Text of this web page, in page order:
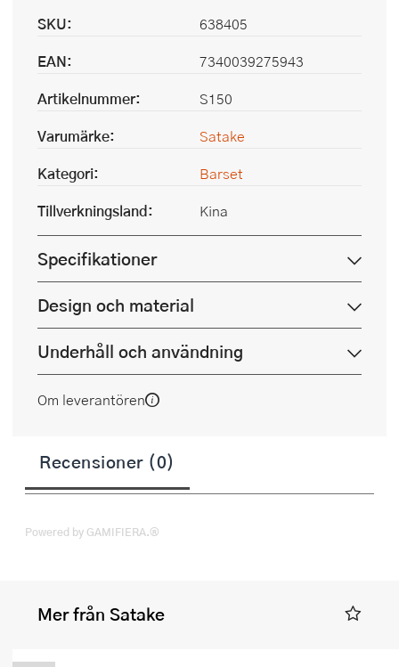
SKU:
638405
EAN:
7340039275943
Artikelnummer:
S150
Varumärke:
Satake
Kategori:
Barset
Tillverkningsland:
Kina
Specifikationer
Design och material
Underhåll och användning
Om leverantören
Recensioner (0)
Powered by GAMIFIERA.®
Mer från Satake